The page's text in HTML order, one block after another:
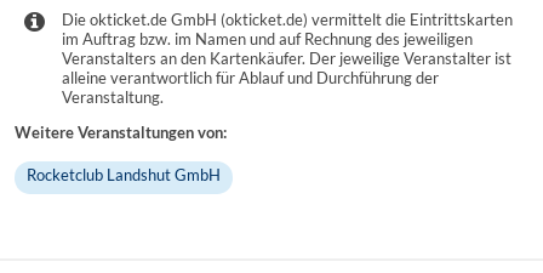
Die okticket.de GmbH (okticket.de) vermittelt die Eintrittskarten
im Auftrag bzw. im Namen und auf Rechnung des jeweiligen
Veranstalters an den Kartenkäufer. Der jeweilige Veranstalter ist
alleine verantwortlich für Ablauf und Durchführung der
Veranstaltung.
Weitere Veranstaltungen von:
Rocketclub Landshut GmbH